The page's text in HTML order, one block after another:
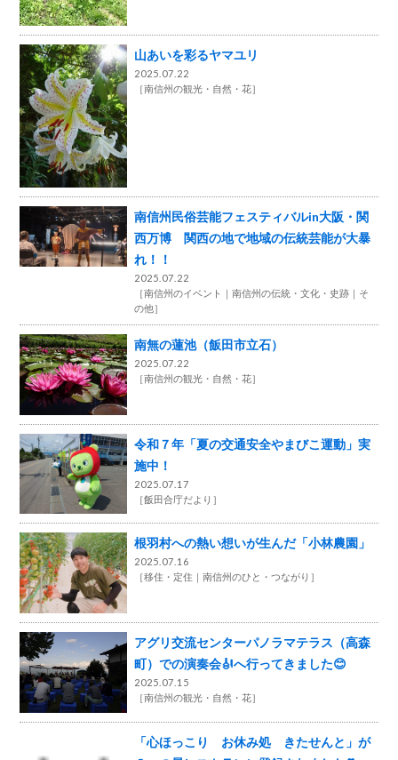
山あいを彩るヤマユリ
2025.07.22
［南信州の観光・自然・花］
南信州民俗芸能フェスティバルin大阪・関
西万博 関西の地で地域の伝統芸能が大暴
れ！！
2025.07.22
［南信州のイベント 南信州の伝統・文化・史跡
そ
の他］
南無の蓮池（飯田市立石）
2025.07.22
［南信州の観光・自然・花］
令和７年「夏の交通安全やまびこ運動」実
施中！
2025.07.17
［飯田合庁だより ］
根羽村への熱い想いが生んだ「小林農園」
2025.07.16
［移住・定住 南信州のひと・つながり ］
アグリ交流センターパノラマテラス（高森
町）での演奏会🎻へ行ってきました😊
2025.07.15
［南信州の観光・自然・花］
「心ほっこり お休み処 きたせんと」が